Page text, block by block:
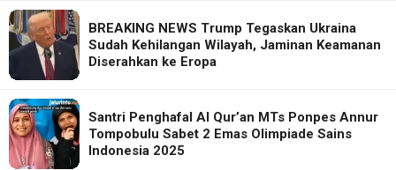
BREAKING NEWS Trump Tegaskan Ukraina
Sudah Kehilangan Wilayah, Jaminan Keamanan
Diserahkan ke Eropa
Santri Penghafal Al Qur’an MTs Ponpes Annur
Tompobulu Sabet 2 Emas Olimpiade Sains
Indonesia 2025